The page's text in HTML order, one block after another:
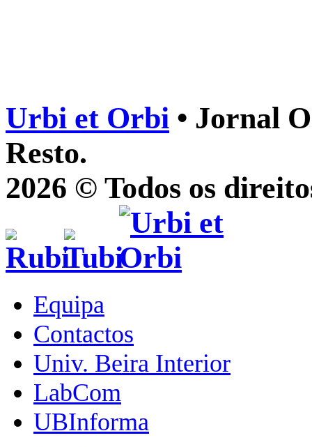
Urbi et Orbi • Jornal
Resto.
2026 © Todos os
Equipa
Contactos
Univ. Beira Interior
LabCom
UBInforma